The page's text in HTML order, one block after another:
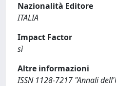
Nazionalità Editore
ITALIA
Impact Factor
sì
Altre informazioni
ISSN 1128-7217 "Annali